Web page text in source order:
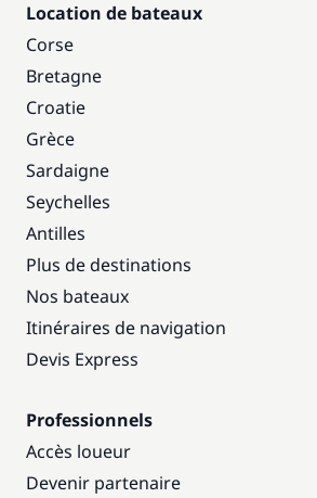
Location de bateaux
Corse
Bretagne
Croatie
Grèce
Sardaigne
Seychelles
Antilles
Plus de destinations
Nos bateaux
Itinéraires de navigation
Devis Express
Professionnels
Accès loueur
Devenir partenaire